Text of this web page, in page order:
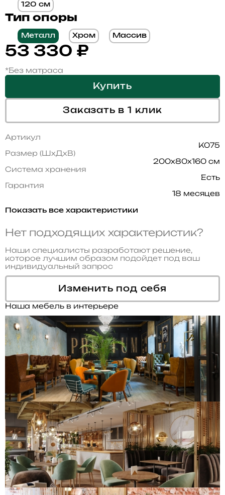
120 см
Тип опоры
Металл Хром Массив
53 330 ₽
*Без матраса
Купить
Заказать в 1 клик
Артикул
K075
Размер (ШхДхВ)
200x80x160 см
Система хранения
Есть
Гарантия
18 месяцев
Показать все характеристики
Нет подходящих характеристик?
Наши специалисты разработают решение,
которое лучшим образом подойдет под ваш
индивидуальный запрос
Изменить под себя
Наша мебель в интерьере